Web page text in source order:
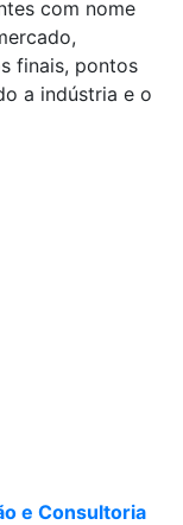
com nome
finais, pontos
a indústria e o
e Consultoria